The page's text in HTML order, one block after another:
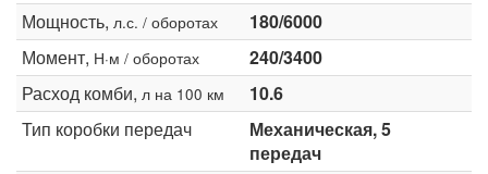
Мощность, л.с. / оборотах
180/6000
Момент, Н·м / оборотах
240/3400
Расход комби, л на 100 км
10.6
Тип коробки передач
Механическая, 5
передач